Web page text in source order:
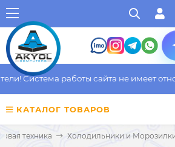
Система работы сайта не имеет
КАТАЛОГ ТОВАРОВ
техника Холодильники и